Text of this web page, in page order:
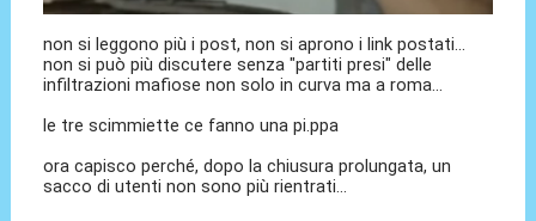
non si leggono più i post, non si aprono i link postati...
non si può più discutere senza "partiti presi" delle
infiltrazioni mafiose non solo in curva ma a roma...
le tre scimmiette ce fanno una pi.ppa
ora capisco perché, dopo la chiusura prolungata, un
sacco di utenti non sono più rientrati...